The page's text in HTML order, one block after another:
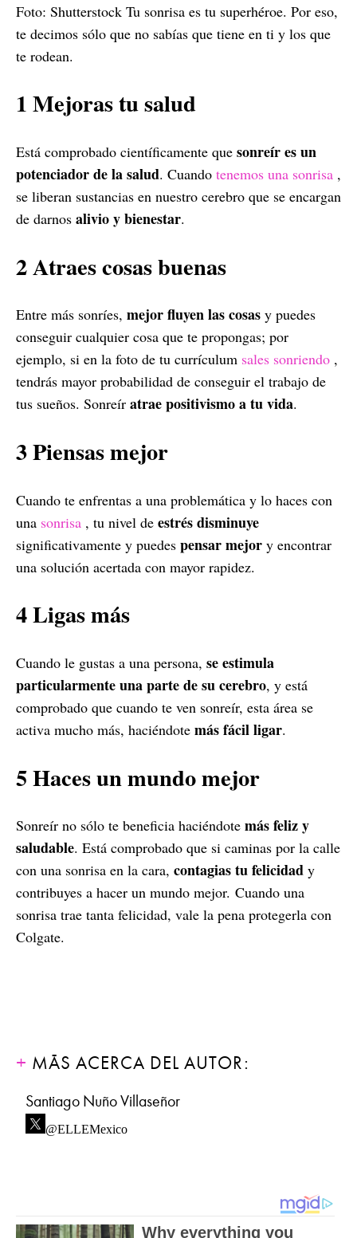
Foto: Shutterstock Tu sonrisa es tu superhéroe. Por eso,
te decimos sólo que no sabías que tiene en ti y los que
te rodean.
1 Mejoras tu salud
Está comprobado científicamente que sonreír es un
potenciador de la salud. Cuando tenemos una sonrisa ,
se liberan sustancias en nuestro cerebro que se encargan
de darnos alivio y bienestar.
2 Atraes cosas buenas
Entre más sonríes, mejor fluyen las cosas y puedes
conseguir cualquier cosa que te propongas; por
ejemplo, si en la foto de tu currículum sales sonriendo ,
tendrás mayor probabilidad de conseguir el trabajo de
tus sueños. Sonreír atrae positivismo a tu vida.
3 Piensas mejor
Cuando te enfrentas a una problemática y lo haces con
una sonrisa , tu nivel de estrés disminuye
significativamente y puedes pensar mejor y encontrar
una solución acertada con mayor rapidez.
4 Ligas más
Cuando le gustas a una persona, se estimula
particularmente una parte de su cerebro, y está
comprobado que cuando te ven sonreír, esta área se
activa mucho más, haciéndote más fácil ligar.
5 Haces un mundo mejor
Sonreír no sólo te beneficia haciéndote más feliz y
saludable. Está comprobado que si caminas por la calle
con una sonrisa en la cara, contagias tu felicidad y
contribuyes a hacer un mundo mejor. Cuando una
sonrisa trae tanta felicidad, vale la pena protegerla con
Colgate.
MÁS ACERCA DEL AUTOR:
Santiago Nuño Villaseñor
@ELLEMexico